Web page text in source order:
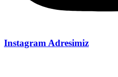
Instagram Adresimiz